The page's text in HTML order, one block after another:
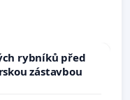
rybníků před
zástavbou